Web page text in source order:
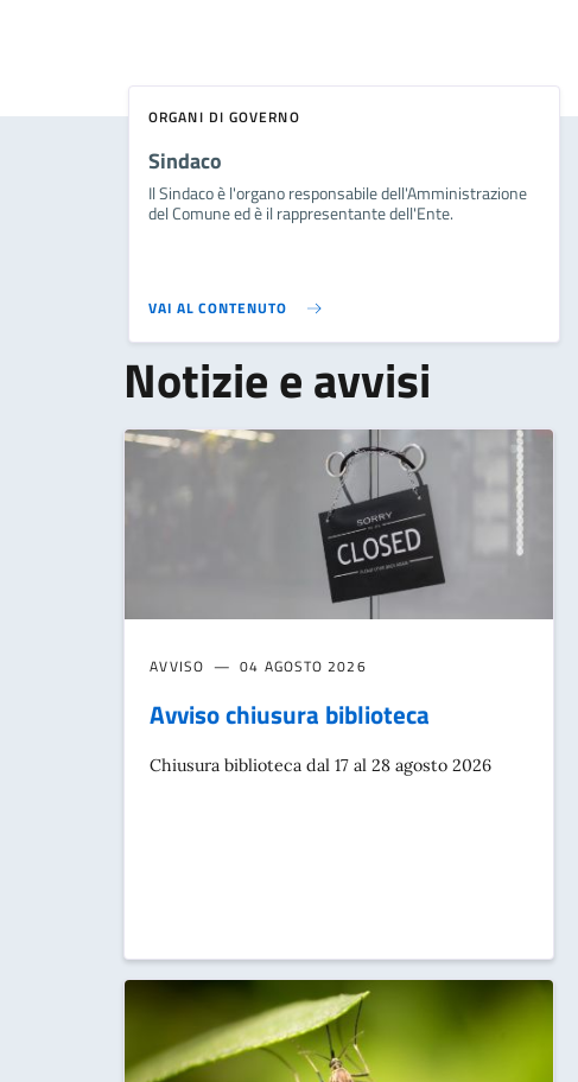
ORGANI DI GOVERNO
Sindaco
Il Sindaco è l'organo responsabile dell'Amministrazione
del Comune ed è il rappresentante dell'Ente.
VAI AL CONTENUTO
Notizie e avvisi
AVVISO 04 AGOSTO 2026
Avviso chiusura biblioteca
Chiusura biblioteca dal 17 al 28 agosto 2026